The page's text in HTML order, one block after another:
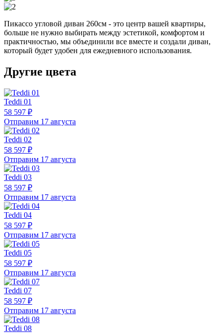
Пикассо угловой диван 260см - это центр вашей квартиры,
больше не нужно выбирать между эстетикой, комфортом и
практичностью, мы объединили все вместе и создали диван,
который будет удобен для ежедневного использования.
Другие цвета
Teddi 01
58 597 ₽
Отправим 17 августа
Teddi 02
58 597 ₽
Отправим 17 августа
Teddi 03
58 597 ₽
Отправим 17 августа
Teddi 04
58 597 ₽
Отправим 17 августа
Teddi 05
58 597 ₽
Отправим 17 августа
Teddi 07
58 597 ₽
Отправим 17 августа
Teddi 08